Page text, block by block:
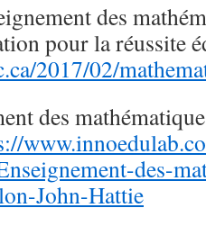
des
pour la réussite
2017/02/
des
des-
John-Hattie